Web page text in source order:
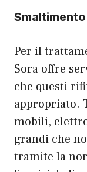
Per il
Sora offre
che questi
appropriato.
mobili,
grandi che
tramite la